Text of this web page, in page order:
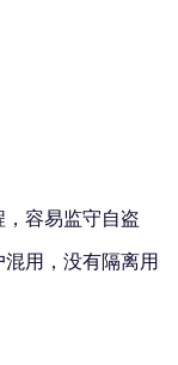
容易监守自盗
用，没有隔离用